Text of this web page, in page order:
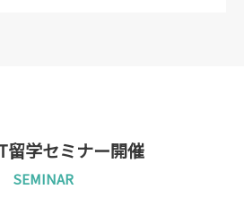
留学セミナー開催
SEMINAR